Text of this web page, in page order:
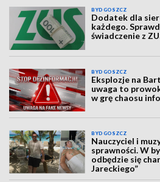
BYDGOSZCZ
Dodatek dla
każdego.
świadczenie z
BYDGOSZCZ
Eksplozje na
uwaga to
w grę chaosu
BYDGOSZCZ
Nauczyciel i
sprawności. W
odbędzie się
Jareckiego”